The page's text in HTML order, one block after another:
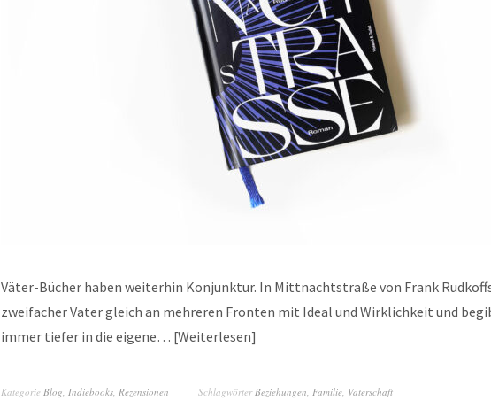
Väter-Bücher haben weiterhin Konjunktur. In Mittnachtstraße von Frank
zweifacher Vater gleich an mehreren Fronten mit Ideal und Wirklichkeit und
immer tiefer in die eigene… Weiterlesen
Kategorie Blog Indiebooks Rezensionen Schlagwörter Beziehungen Familie Vaterschaft